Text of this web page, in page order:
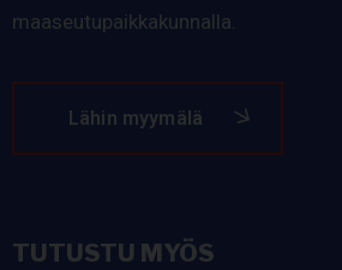
maaseutupaikkakunnalla.
Lähin myymälä
TUTUSTU MYÖS